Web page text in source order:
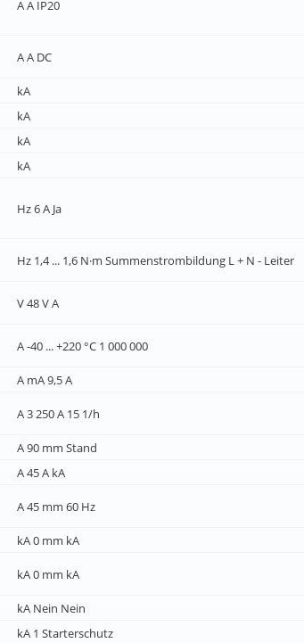
A A IP20
A A DC
kA
kA
kA
kA
Hz 6 A Ja
Hz 1,4 ... 1,6 N·m Summenstrombildung L + N - Leiter
V 48 V A
A -40 ... +220 °C 1 000 000
A mA 9,5 A
A 3 250 A 15 1/h
A 90 mm Stand
A 45 A kA
A 45 mm 60 Hz
kA 0 mm kA
kA 0 mm kA
kA Nein Nein
kA 1 Starterschutz